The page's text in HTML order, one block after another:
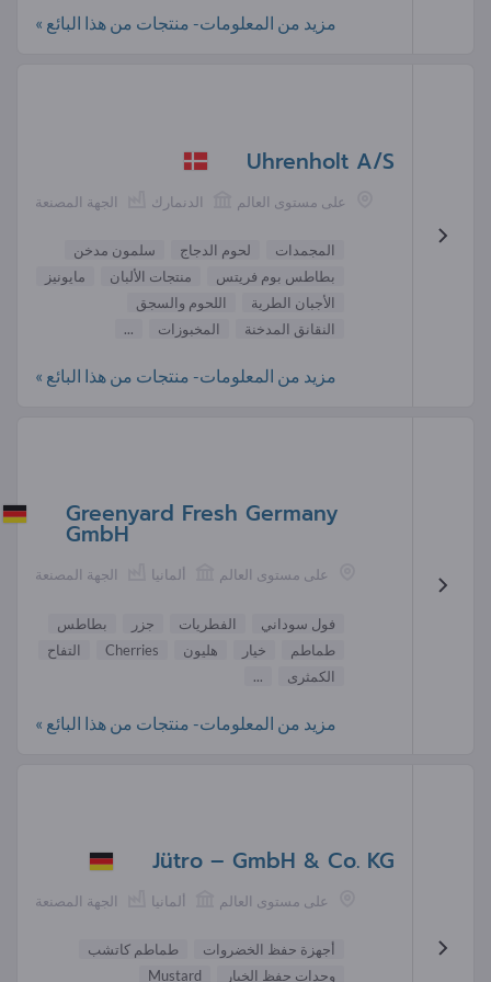
مزيد من المعلومات- منتجات من هذا البائع »
Uhrenholt A/S
الجهة المصنعة الدنمارك على مستوى العالم
المجمدات لحوم الدجاج
سلمون مدخن
بطاطس بوم فريتس
منتجات الألبان
مايونيز
الأجبان الطرية
اللحوم والسجق
النقانق المدخنة
المخبوزات ...
مزيد من المعلومات- منتجات من هذا البائع »
Greenyard Fresh Germany
GmbH
الجهة المصنعة ألمانيا على مستوى العالم
فول سوداني الفطريات جزر
بطاطس
طماطم
خيار هليون Cherries
التفاح
الكمثرى
...
مزيد من المعلومات- منتجات من هذا البائع »
Jütro – GmbH & Co. KG
الجهة المصنعة ألمانيا على مستوى العالم
أجهزة حفظ الخضروات
طماطم كاتشب
وحدات حفظ الخيار
Mustard